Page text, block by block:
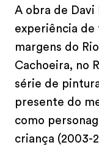
A obra de Davi
experiência de
margens do
Cachoeira, no
série de
presente do
como
criança (2003-